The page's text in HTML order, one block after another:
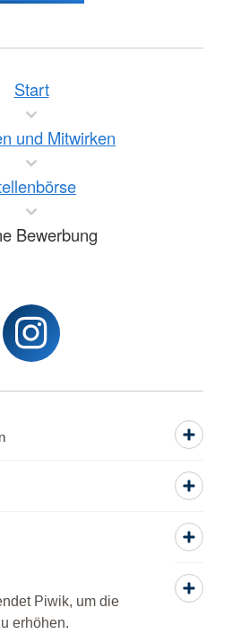
Piwik, um die
erhöhen.
Start
und Mitwirken
Bewerbung